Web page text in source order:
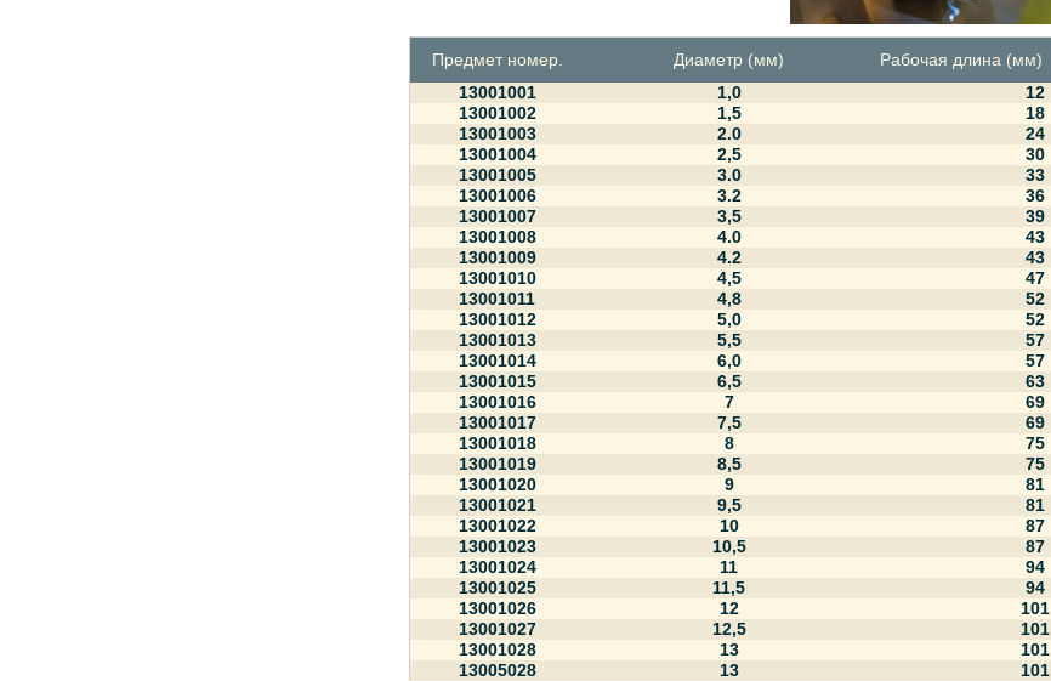
Предмет номер. Диаметр (мм) Рабочая длина (мм)
13001001
1,0 12
13001002
1,5 18
13001003
2.0 24
13001004
2,5 30
13001005
3.0 33
13001006
3.2 36
13001007
3,5 39
13001008
4.0 43
13001009
4.2 43
13001010
4,5 47
13001011
4,8 52
13001012
5,0 52
13001013
5,5 57
13001014
6,0 57
13001015
6,5 63
13001016
7 69
13001017
7,5 69
13001018
8 75
13001019
8,5 75
13001020
9 81
13001021
9,5 81
13001022
10 87
13001023
10,5 87
13001024
11 94
13001025
11,5 94
13001026
12 101
13001027
12,5 101
13001028
13 101
13005028
13 101